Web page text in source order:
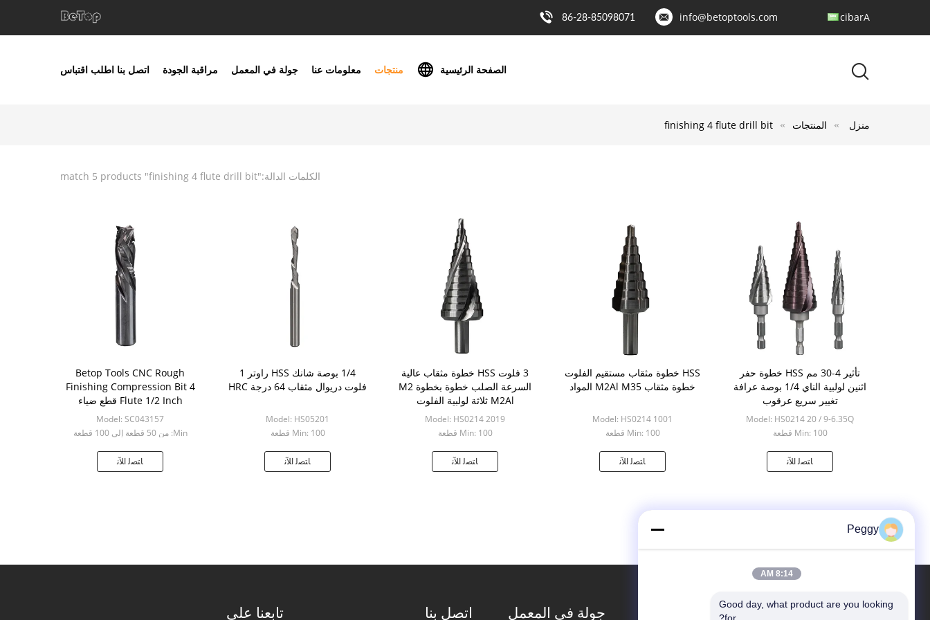
info@betoptools.com
86-28-85098071 Arabic
الصفحة الرئيسية منتجات معلومات عنا جولة في المعمل مراقبة الجودة اتصل بنا اطلب اقتباس
منزل المنتجات finishing 4 flute drill bit
الكلمات الدالة:"finishing 4 flute drill bit
" match 5 products
Betop Tools CNC Rough
Finishing Compression Bit 4
Flute 1/2 Inch قطع ضياء
Model: SC043157
Min: من 50 قطعة إلى 100 قطعة
ﺎﺘﺼﻟ ﺍﻶﻧ
1/4 بوصة شانك HSS راوتر 1
فلوت دريوال مثقاب 64 درجة HRC
Model: HS05201
Min: 100 قطعة
ﺎﺘﺼﻟ ﺍﻶﻧ
3 فلوت HSS خطوة مثقاب عالية
السرعة الصلب خطوة بخطوة M2
M2Al ثلاثة لولبية الفلوت
Model: HS0214 2019
Min: 100 قطعة
ﺎﺘﺼﻟ ﺍﻶﻧ
HSS خطوة مثقاب مستقيم الفلوت
خطوة مثقاب M2Al M35 المواد
Model: HS0214 1001
Min: 100 قطعة
ﺎﺘﺼﻟ ﺍﻶﻧ
تأثير 4-30 مم HSS خطوة حفر
اثنين لولبية الناي 1/4 بوصة عرافة
تغيير سريع عرقوب
Model: HS0214 20 / 9-6.35Q
Min: 100 قطعة
ﺎﺘﺼﻟ ﺍﻶﻧ
الاقسام حول نا جولة في المعمل اتصل بنا تابعنا على
Peggy
8:14 AM
Good day, what product are you looking